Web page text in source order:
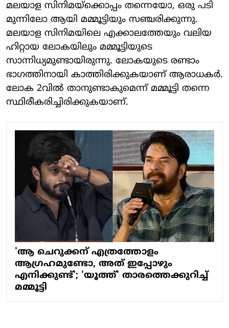
മലയാള സിനിമയ്‌ക്കൊപ്പം തന്നെയോ, ഒരു പടി
മുന്നിലോ ആയി മമ്മൂട്ടിയും സഞ്ചരിക്കുന്നു.
മലയാള സിനിമയിലെ എക്കാലത്തേയും വലിയ
ഹിറ്റായ ലോകയിലും മമ്മൂട്ടിയുടെ
സാന്നിധ്യമുണ്ടായിരുന്നു. ലോകയുടെ രണ്ടാം
ഭാഗത്തിനായി കാത്തിരിക്കുകയാണ് ആരാധകര്‍.
ലോക 2വില്‍ താനുണ്ടാകുമെന്ന് മമ്മൂട്ടി തന്നെ
സ്ഥിരീകരിച്ചിരിക്കുകയാണ്.
'ആ ചെറുക്കന് എത്രത്തോളം
ആഗ്രഹമുണ്ടോ, അത് ഇപ്പോഴും
എനിക്കുണ്ട്'; 'യൂത്ത്' താരത്തെക്കുറിച്ച്
മമ്മൂട്ടി